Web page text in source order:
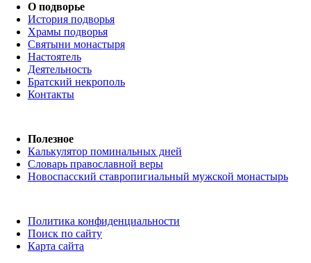
О подворье
История подворья
Храмы подворья
Святыни монастыря
Настоятель
Деятельность
Братский некрополь
Контакты
Полезное
Калькулятор поминальных дней
Словарь православной веры
Новоспасский ставропигиальный мужской монастырь
Политика конфиденциальности
Поиск по сайту
Карта сайта